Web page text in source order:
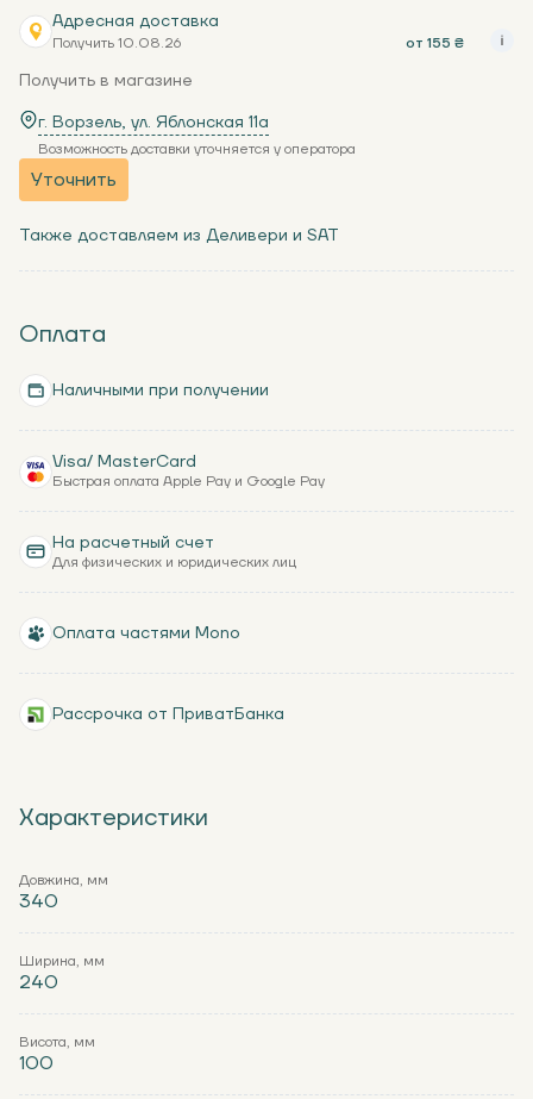
Характеристики
Довжина, мм
340
Ширина, мм
240
Висота, мм
100
Адресная доставка
Получить 10.08.26 от 155 ₴
Получить в магазине
г. Ворзель, ул. Яблонская 11a
Возможность доставки уточняется у оператора
Уточнить
Также доставляем из Деливери и SAT
Оплата
Наличными при получении
Visa/ MasterCard
Быстрая оплата Apple Pay и Google Pay
На расчетный счет
Для физических и юридических лиц
Оплата частями Mono
Рассрочка от ПриватБанка